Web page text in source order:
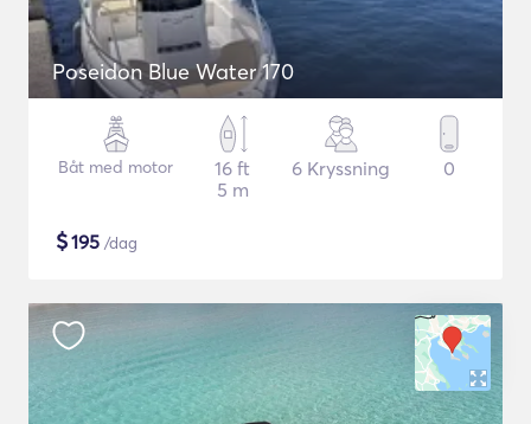
Poseidon Blue Water 170
Båt med motor
16 ft
5 m
6 Kryssning 0
$195 /dag